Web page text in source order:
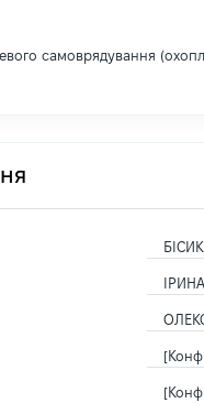
самоврядування
БІСИК
ІРИНА